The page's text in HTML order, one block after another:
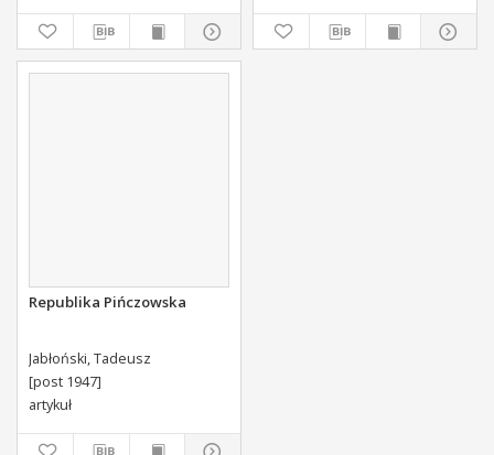
Swoiey Roku Panskiego
1775 [...] Wydany.
Republika Pińczowska
Jabłoński, Tadeusz
[post 1947]
artykuł